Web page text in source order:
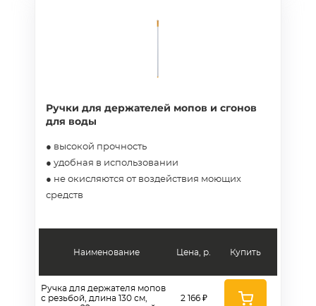
Ручки для держателей мопов и сгонов
для воды
● высокой прочность
● удобная в использовании
● не окисляются от воздействия моющих
средств
Наименование
Ручка для держателя мопов
с резьбой, длина 130 см,
Цена, р.
2 166 ₽
Купить